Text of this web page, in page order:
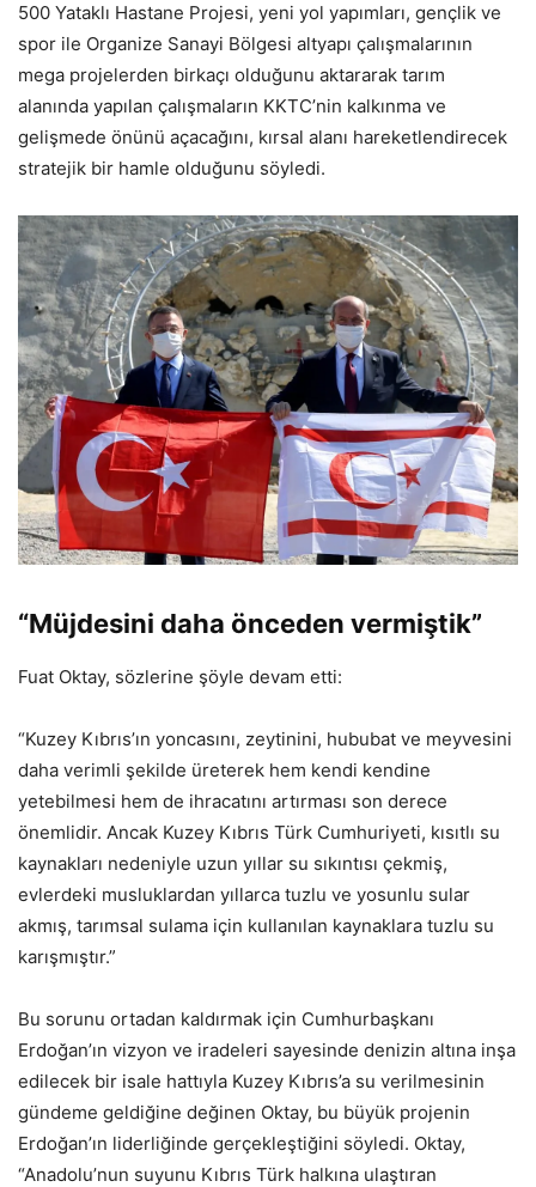
500 Yataklı Hastane Projesi, yeni yol yapımları, gençlik ve
spor ile Organize Sanayi Bölgesi altyapı çalışmalarının
mega projelerden birkaçı olduğunu aktararak tarım
alanında yapılan çalışmaların KKTC’nin kalkınma ve
gelişmede önünü açacağını, kırsal alanı hareketlendirecek
stratejik bir hamle olduğunu söyledi.
“Müjdesini daha önceden vermiştik”
Fuat Oktay, sözlerine şöyle devam etti:
“Kuzey Kıbrıs’ın yoncasını, zeytinini, hububat ve meyvesini
daha verimli şekilde üreterek hem kendi kendine
yetebilmesi hem de ihracatını artırması son derece
önemlidir. Ancak Kuzey Kıbrıs Türk Cumhuriyeti, kısıtlı su
kaynakları nedeniyle uzun yıllar su sıkıntısı çekmiş,
evlerdeki musluklardan yıllarca tuzlu ve yosunlu sular
akmış, tarımsal sulama için kullanılan kaynaklara tuzlu su
karışmıştır.”
Bu sorunu ortadan kaldırmak için Cumhurbaşkanı
Erdoğan’ın vizyon ve iradeleri sayesinde denizin altına inşa
edilecek bir isale hattıyla Kuzey Kıbrıs’a su verilmesinin
gündeme geldiğine değinen Oktay, bu büyük projenin
Erdoğan’ın liderliğinde gerçekleştiğini söyledi. Oktay,
“Anadolu’nun suyunu Kıbrıs Türk halkına ulaştıran